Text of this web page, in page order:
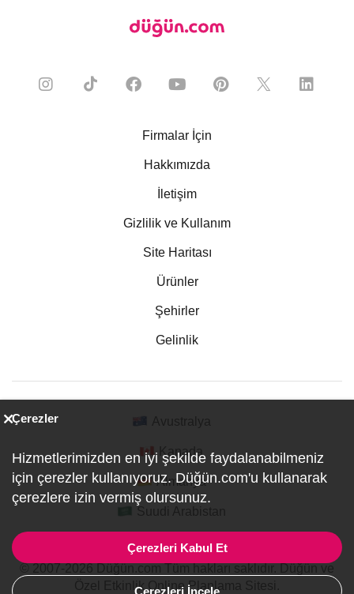
Firmalar İçin
Hakkımızda
İletişim
Gizlilik ve Kullanım
Site Haritası
Ürünler
Şehirler
Gelinlik
Kanada
Almanya
Özel Etkinlik Online Planlama Sitesi.
Çerezler
Hizmetlerimizden en iyi şekilde faydalanabilmeniz
için çerezler kullanıyoruz. Düğün.com'u kullanarak
çerezlere izin vermiş olursunuz.
Çerezleri Kabul Et
Çerezleri İncele